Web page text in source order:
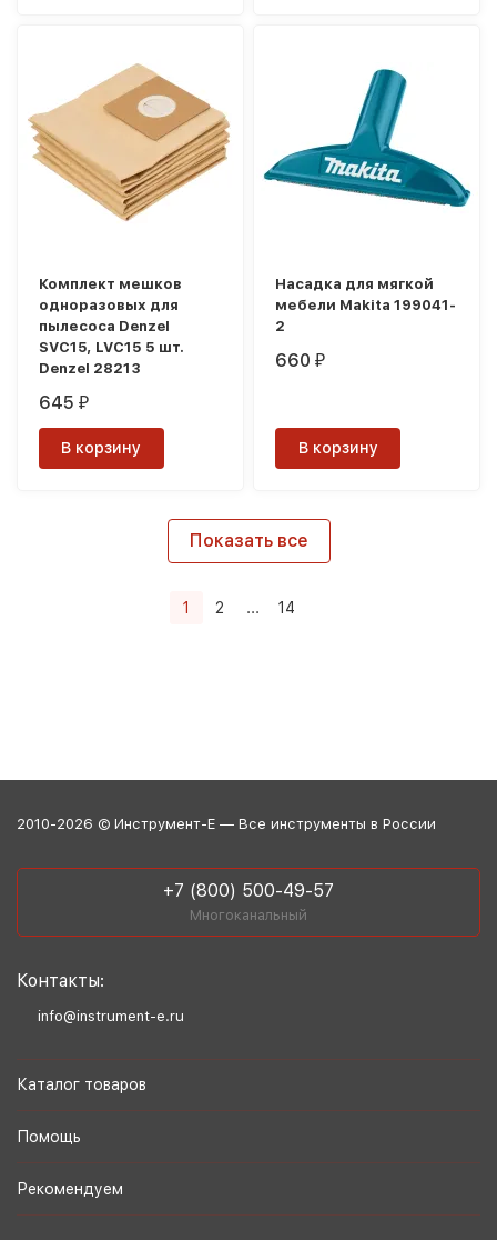
Комплект мешков
одноразовых для
пылесоса Denzel
SVC15, LVC15 5 шт.
Denzel 28213
645₽
В корзину
Насадка для мягкой
мебели Makita 199041-
2
660₽
В корзину
Показать все
1 2 ... 14
2010-2026 © Инструмент-Е — Все инструменты в России
+7 (800) 500-49-57
Многоканальный
Контакты:
info@instrument-e.ru
Каталог товаров
Помощь
Рекомендуем